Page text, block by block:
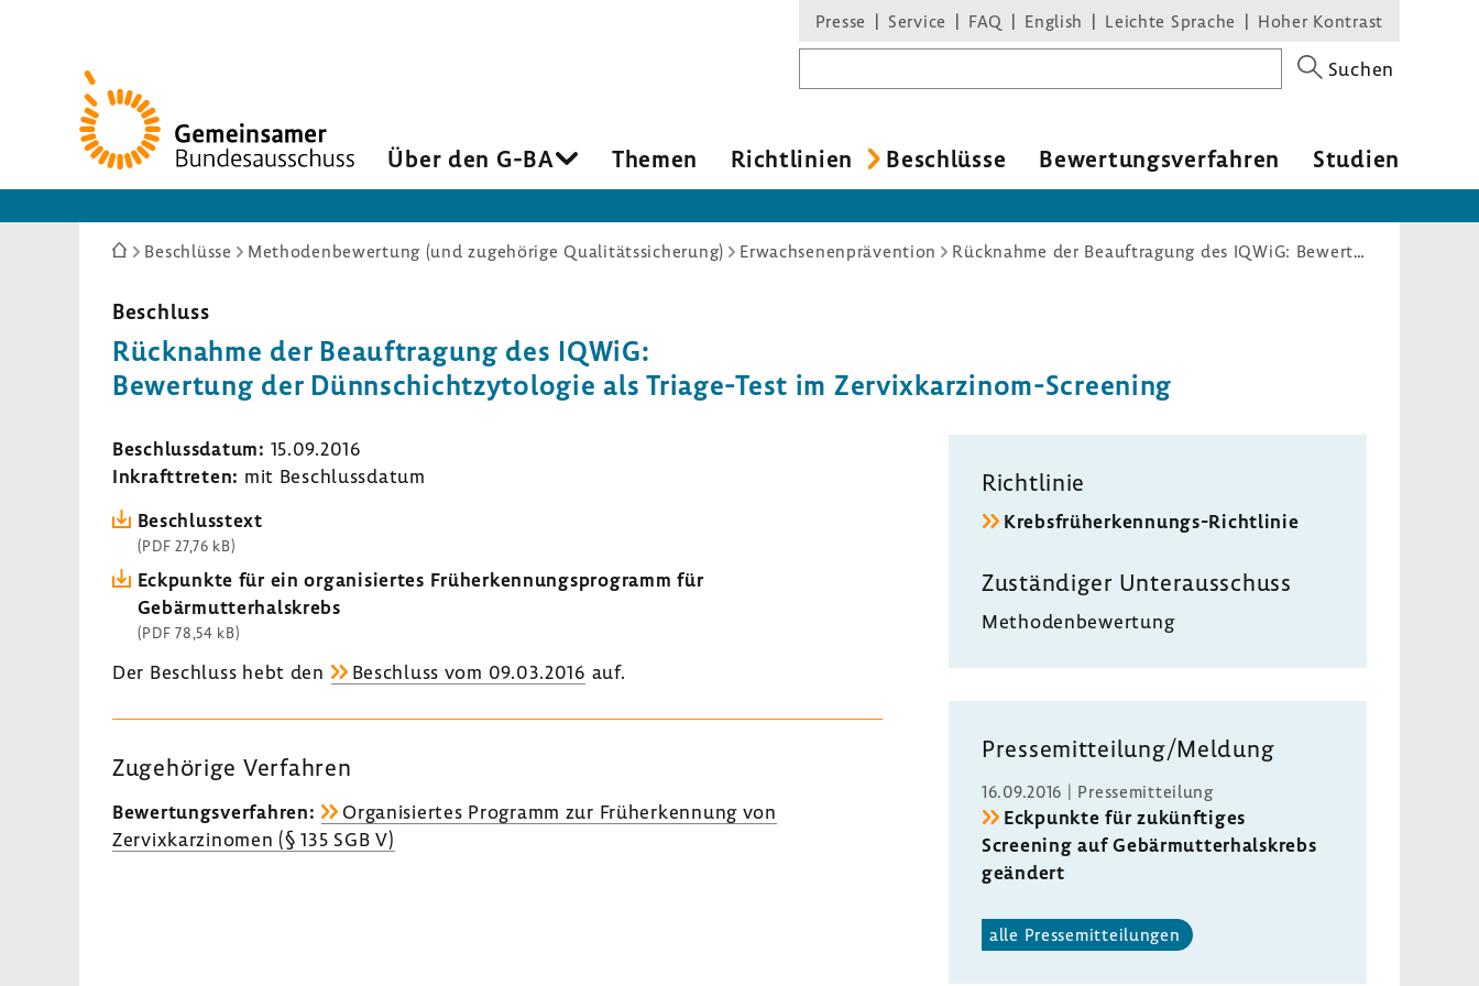
Zur
Startseite
Presse Service FAQ English Leichte Sprache Hoher Kontrast
Suchen
Über den G-BA Themen Richtlinien Beschlüsse Bewertungsverfahren Studien
Sie
hier:
Beschlüsse Methodenbewertung (und zugehörige Qualitätssicherung) Erwachsenenprävention Rücknahme der Beauftragung des IQWiG: Bewertung der Dünnschichtzytologie als Triage-Test im Zervixkarzinom-Screening
Beschluss
Rücknahme der Beauftragung des IQWiG:
Bewertung der Dünnschichtzytologie als Triage-Test im Zervixkarzinom-Screening
Beschlussdatum: 15.09.2016
Inkrafttreten: mit Beschlussdatum
Beschlusstext
(PDF 27,76 kB)
Eckpunkte für ein organisiertes Früherkennungsprogramm für
Gebärmutterhalskrebs
(PDF 78,54 kB)
Der Beschluss hebt den Beschluss vom 09.03.2016 auf.
Zugehörige Verfahren
Bewertungsverfahren:
Organisiertes Programm zur Früherkennung von
Zervixkarzinomen (§ 135 SGB V)
Richtlinie
Krebsfrüherkennungs-Richtlinie
Zuständiger Unterausschuss
Methodenbewertung
Pressemitteilung/Meldung
16.09.2016 | Pressemitteilung
Eckpunkte für zukünftiges
Screening auf Gebärmutterhalskrebs
geändert
alle Pressemitteilungen